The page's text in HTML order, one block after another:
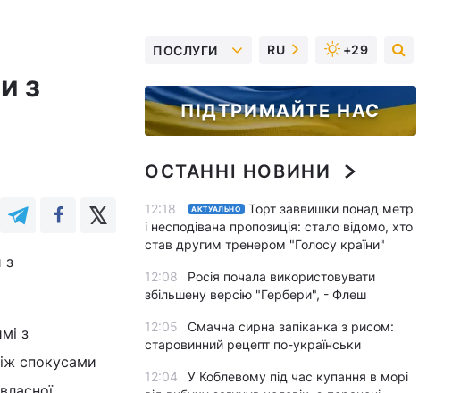
з
з
з
спокусами
ПОСЛУГИ RU +29
ПІДТРИМАЙТЕ НАС
ОСТАННІ НОВИНИ
12:18 АКТУАЛЬНО
Торт заввишки понад метр
і несподівана пропозиція: стало відомо, хто
став другим тренером "Голосу країни"
12:08
Росія почала використовувати
збільшену версію "Гербери", - Флеш
12:05
Смачна сирна запіканка з рисом:
старовинний рецепт по-українськи
12:04
У Коблевому під час купання в морі